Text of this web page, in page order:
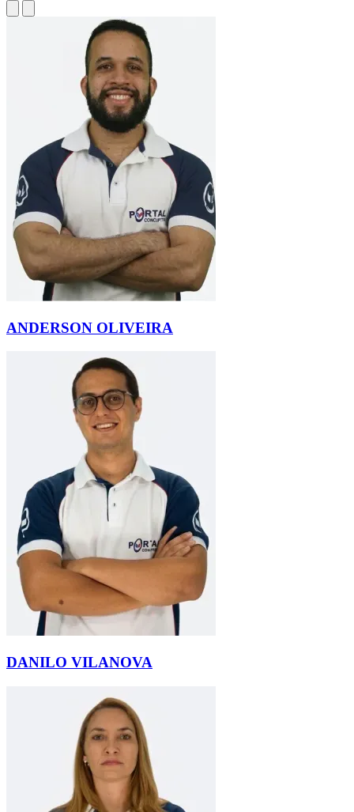
ANDERSON OLIVEIRA
DANILO VILANOVA